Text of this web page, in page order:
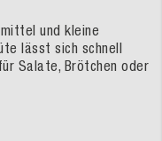
und kleine
lässt sich schnell
Salate, Brötchen oder